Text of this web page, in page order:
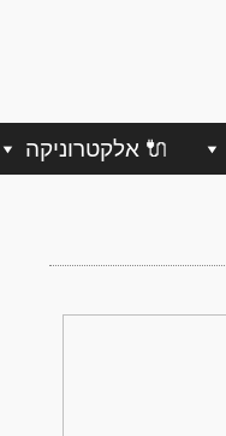
🔌 אלקטרוניקה